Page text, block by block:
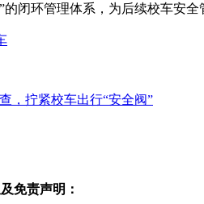
闭环管理体系，为后续校车安
，拧紧校车出行“安全阀”
免责声明：